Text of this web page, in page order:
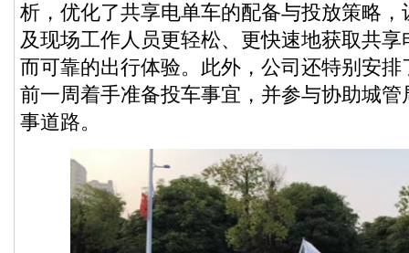
析，优化了共享电单车的配备与投放策略
及现场工作人员更轻松、更快速地获取共
而可靠的出行体验。此外，公司还特别安
前一周着手准备投车事宜，并参与协助城
事道路。